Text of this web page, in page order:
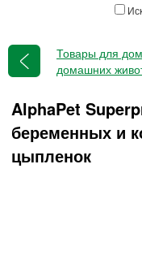
Товары для
домашних
AlphaPet
беременных и
цыпленок